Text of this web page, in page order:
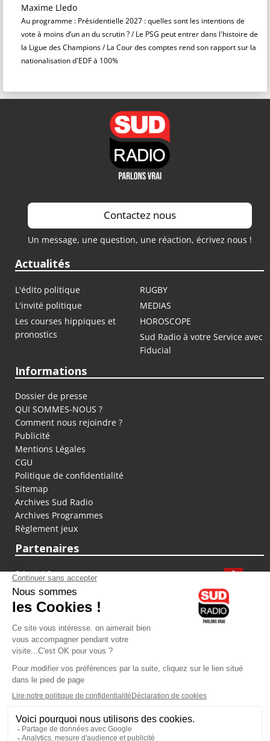
Maxime Lledo
Au programme : Présidentielle 2027 : quelles sont les intentions de
vote à moins d’un an du scrutin ? / Le PSG peut entrer dans l'histoire de
la Ligue des Champions / La Cour des comptes rend son rapport sur la
nationalisation d'EDF à 100%
Contactez nous
Un message, une question, une réaction, écrivez nous !
Actualités
L'édito politique
RUGBY
L'invité politique
MEDIAS
Les courses hippiques et
pronostics
HOROSCOPE
Sud Radio à votre Service avec
Fiducial
Informations
Dossier de presse
QUI SOMMES-NOUS ?
Comment nous rejoindre ?
Publicité
Mentions Légales
CGU
Politique de confidentialité
Sitemap
Archives Sud Radio
Archives Programmes
Règlement jeux
Partenaires
fiducial.fr
lyoncapitale.fr
olympique-et-lyonnais.com
L'application Iphone / Android
Téléchargez l'application
Les cookies
Gestion des cookies